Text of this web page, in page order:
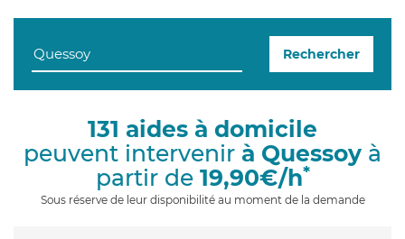
n
g
i
Rechercher
131 aides à domicile
peuvent intervenir à Quessoy à
partir de 19,90€/h*
Sous réserve de leur disponibilité au moment de la demande